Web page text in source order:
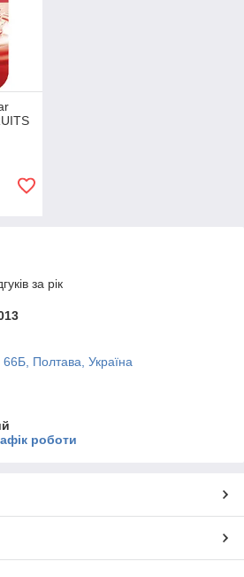
за рік
Полтава, Україна
роботи